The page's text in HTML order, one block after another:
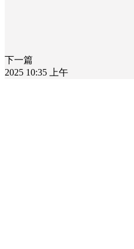
下一篇
2025 10:35 上午